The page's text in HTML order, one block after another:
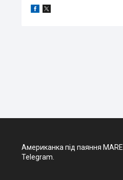
Американка під паяння
Telegram.